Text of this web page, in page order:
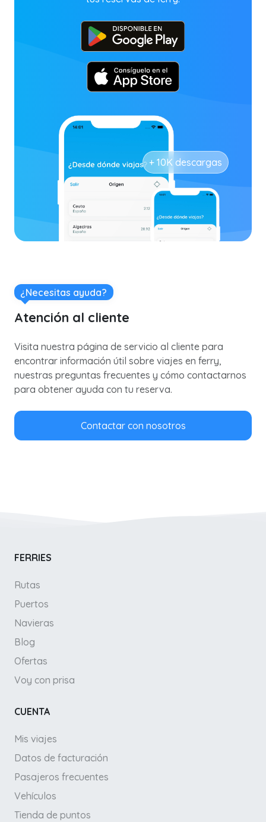
+ 10K descargas
¿Necesitas ayuda?
Atención al cliente
Visita nuestra página de servicio al cliente para
encontrar información útil sobre viajes en ferry,
nuestras preguntas frecuentes y cómo contactarnos
para obtener ayuda con tu reserva.
Contactar con nosotros
FERRIES
Rutas
Puertos
Navieras
Blog
Ofertas
Voy con prisa
CUENTA
Mis viajes
Datos de facturación
Pasajeros frecuentes
Vehículos
Tienda de puntos